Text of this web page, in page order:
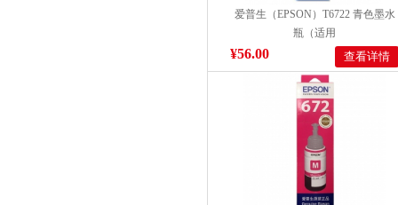
爱普生（EPSON）T6722 青色墨水
瓶（适用
L383/380/360/1300/130/313）)
¥56.00 查看详情